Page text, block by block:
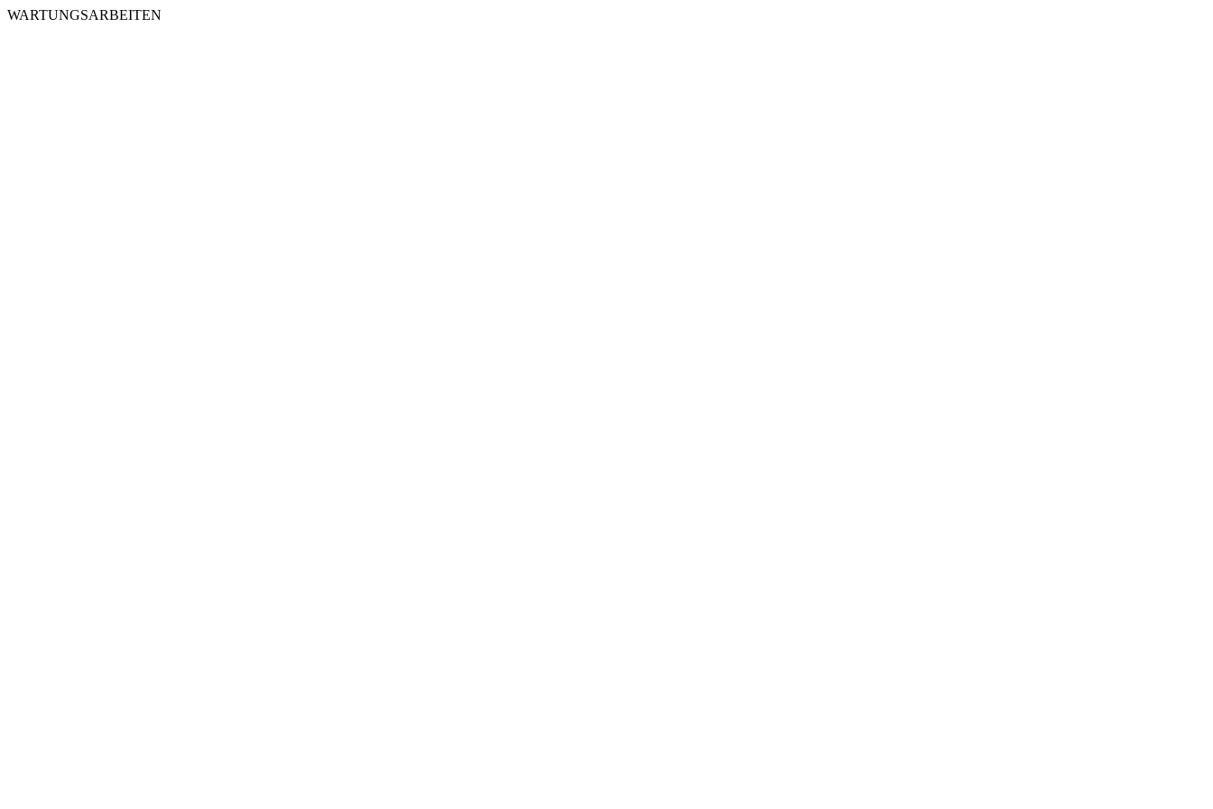
WARTUNGSARBEITEN